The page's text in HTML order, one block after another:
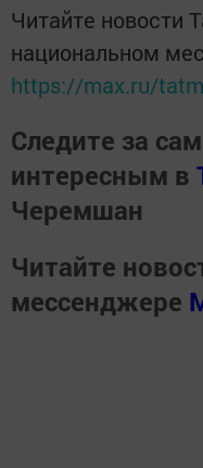
Читайте новости
национальном
https://max.ru/
Следите за
интересным в
Черемшан
Читайте
мессенджере